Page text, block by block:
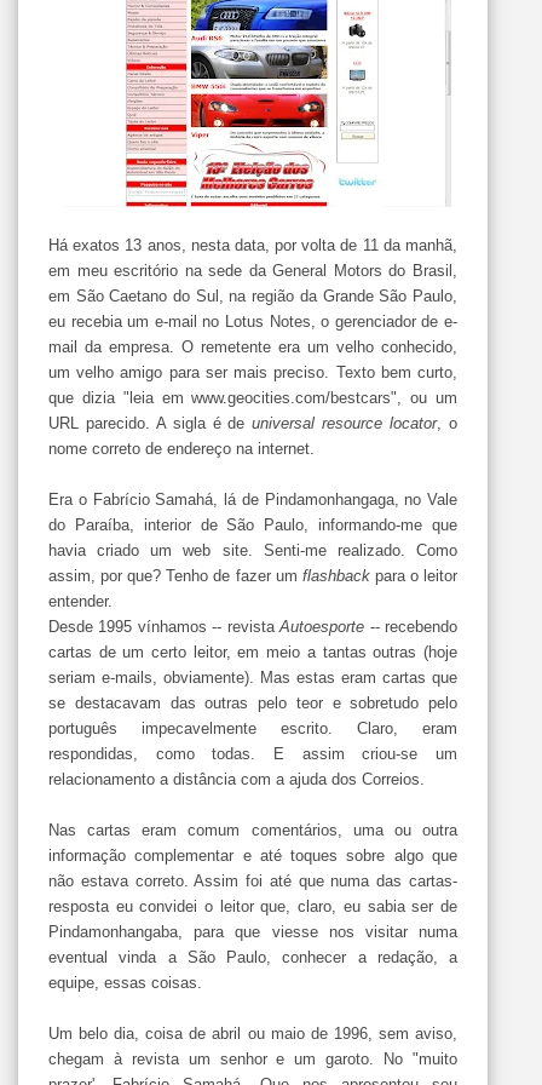
Há exatos 13 anos, nesta data, por volta de 11 da manhã,
em meu escritório na sede da General Motors do Brasil,
em São Caetano do Sul, na região da Grande São Paulo,
eu recebia um e-mail no Lotus Notes, o gerenciador de e-
mail da empresa. O remetente era um velho conhecido,
um velho amigo para ser mais preciso. Texto bem curto,
que dizia "leia em www.geocities.com/bestcars", ou um
URL parecido. A sigla é deuniversal resource locator, o
nome correto de endereço na internet.
Era o Fabrício Samahá, lá de Pindamonhangaga, no Vale
do Paraíba, interior de São Paulo, informando-me que
havia criado um web site. Senti-me realizado. Como
assim, por que? Tenho de fazer um flashback para o leitor
entender.
Desde 1995 vínhamos -- revistaAutoesporte -- recebendo
cartas de um certo leitor, em meio a tantas outras (hoje
seriam e-mails, obviamente). Mas estas eram cartas que
se destacavam das outras pelo teor e sobretudo pelo
português impecavelmente escrito. Claro, eram
respondidas, como todas. E assim criou-se um
relacionamento a distância com a ajuda dos Correios.
Nas cartas eram comum comentários, uma ou outra
informação complementar e até toques sobre algo que
não estava correto. Assim foi até que numa das cartas-
resposta eu convidei o leitor que, claro, eu sabia ser de
Pindamonhangaba, para que viesse nos visitar numa
eventual vinda a São Paulo, conhecer a redação, a
equipe, essas coisas.
Um belo dia, coisa de abril ou maio de 1996, sem aviso,
chegam à revista um senhor e um garoto. No "muito